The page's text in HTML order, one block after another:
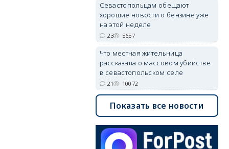
Севастопольцам обещают
хорошие новости о бензине уже
на этой неделе
23 5657
Что местная жительница
рассказала о массовом убийстве
в севастопольском селе
21 10072
Показать все новости